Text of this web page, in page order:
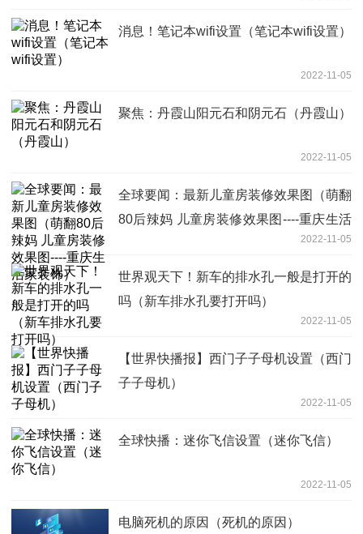
消息！笔记本wifi设置（笔记本wifi设置）
2022-11-05
聚焦：丹霞山阳元石和阴元石（丹霞山）
2022-11-05
全球要闻：最新儿童房装修效果图（萌翻
80后辣妈 儿童房装修效果图----重庆生活
2022-11-05
世界观天下！新车的排水孔一般是打开的
吗（新车排水孔要打开吗）
2022-11-05
【世界快播报】西门子子母机设置（西门
子子母机）
2022-11-05
全球快播：迷你飞信设置（迷你飞信）
2022-11-05
电脑死机的原因（死机的原因）